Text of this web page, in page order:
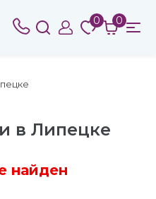
0 0
в Липецке
найден